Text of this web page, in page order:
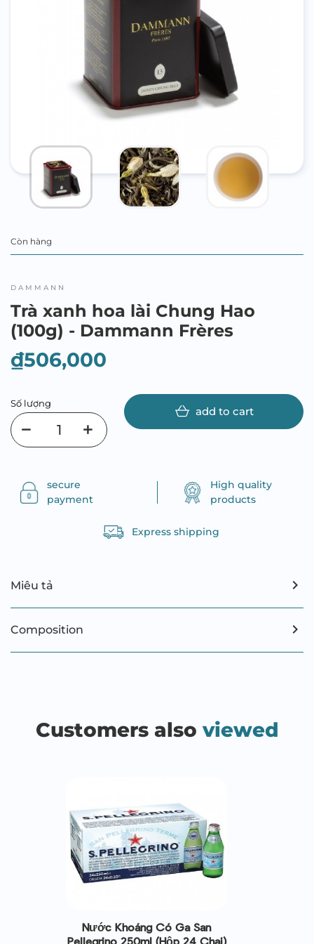
Còn hàng
DAMMANN
Trà xanh hoa lài Chung Hao
(100g) - Dammann Frères
₫506,000
Số lượng
add to cart
secure
payment
High quality
products
Express shipping
Miêu tả
Composition
Customers also viewed
Nước Khoáng Có Ga San
Pellegrino 250ml (Hộp 24 Chai)